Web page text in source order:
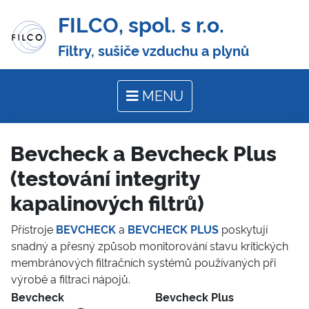
FILCO, spol. s r.o.
Filtry, sušiče vzduchu a plynů
MENU
Bevcheck a Bevcheck Plus
(testování integrity
kapalinových filtrů)
Přístroje BEVCHECKa BEVCHECK PLUS poskytují
snadný a přesný způsob monitorování stavu kritických
membránových filtračních systémů používaných při
výrobě a filtraci nápojů.
Bevcheck
Bevcheck Plus